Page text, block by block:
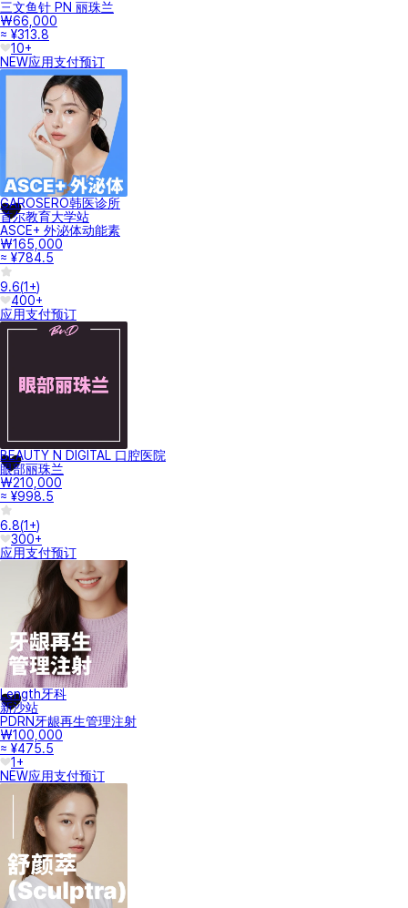
三文鱼针 PN 丽珠兰
₩66,000
≈ ¥313.8
10+
NEW应用支付预订
GAROSERO韩医诊所
首尔教育大学站
ASCE+ 外泌体动能素
₩165,000
≈ ¥784.5
9.6(1+)
400+
应用支付预订
BEAUTY N DIGITAL 口腔医院
眼部丽珠兰
₩210,000
≈ ¥998.5
6.8(1+)
300+
应用支付预订
Length牙科
新沙站
PDRN牙龈再生管理注射
₩100,000
≈ ¥475.5
1+
NEW应用支付预订